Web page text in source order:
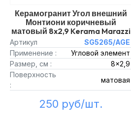
Керамогранит Угол внешний
Монтиони коричневый
матовый 8x2,9 Kerama Marazzi
Артикул
SG5265/AGE
Применение :
Угловой элемент
Размер, см :
8x2,9
Поверхность
:
матовая
250 руб/шт.